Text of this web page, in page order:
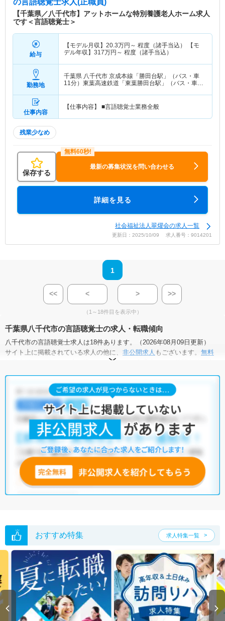
の言語聴覚士求人(正職員)
【千葉県／八千代市】アットホームな特別養護老人ホーム求人
です＜言語聴覚士＞
給与
【モデル月収】 20.3万円～ 程度（諸手当込） 【モ
デル年収】 317万円～ 程度（諸手当込）
勤務地
千葉県 八千代市 京成本線「勝田台駅」（バス・車
11分）東葉高速鉄道「東葉勝田台駅」（バス・車
仕事内容
【仕事内容】 ■言語聴覚士業務全般
残業少なめ
保存する
最新の募集状況を問い合わせる
詳細を見る
社会福祉法人翠燿会の求人一覧
更新日：2025/10/09 求人番号：9014201
1
<< < > >>
（1～18件目を表示中）
千葉県八千代市の言語聴覚士の求人・転職傾向
八千代市の言語聴覚士求人は18件あります。（2026年08月09日更新）
サイト上に掲載されている求人の他に、 非公開求人 もございます。 無料
にお申し込みいただくと、全求人からご希望条件に合
八千代市の言語聴覚士求人では以下のような条件が人気です。
土日祝休・積極採用中・ 新卒OK ・ 正社員(正職員)
介護福祉施設・訪問リハビリ(在宅医療)・小児リハビリ ・
・その他
他の条件でも人気の求人がございますので、「こだわり条件」から検索
いただくか、お気軽にお問い合わせください。
全国の言語聴覚士求人
無料転職支援サービス
にお申し込みいただくと、ご希望条件をヒアリン
グした上で求人をご提案いたします。
い。
おすすめ特集 求人特集一覧